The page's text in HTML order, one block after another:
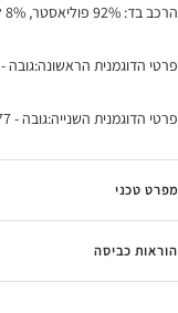
הרכב בד: 92% פוליאסטר, 8% לייקרה.
פרטי הדוגמנית הראשונה:גובה - 1.73שבוע הריון - 33מידה - S
פרטי הדוגמנית השנייה:גובה - 1.77שבוע הריון - 31מידה - M
מפרט טכני
הוראות כביסה